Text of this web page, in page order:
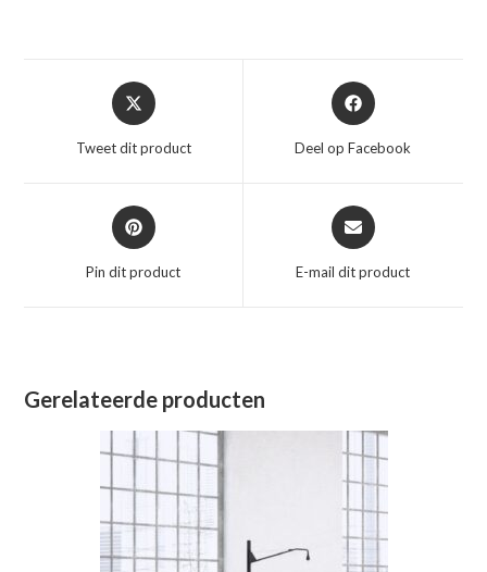
Opent
in
een
nieuw
Tweet dit product
Opent
in
een
nieuw
Deel op Facebook
Opent
in
een
nieuw
Pin dit product
Opent
in
een
nieuw
E-mail dit product
Gerelateerde producten